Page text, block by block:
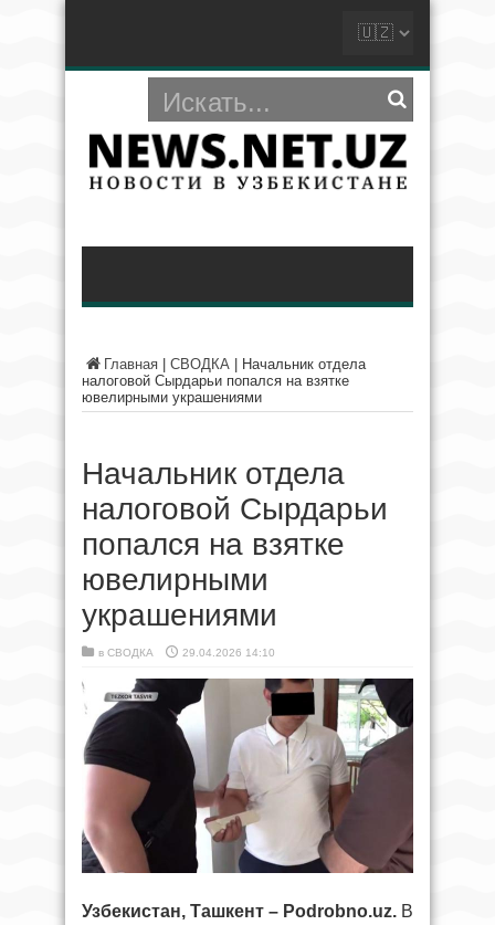
Главная СВОДКА
Начальник отдела
налоговой Сырдарьи попался на взятке
ювелирными украшениями
Начальник отдела
налоговой Сырдарьи
попался на взятке
ювелирными
украшениями
в СВОДКА 29.04.2026 14:10
Узбекистан, Ташкент – Podrobno.uz. В